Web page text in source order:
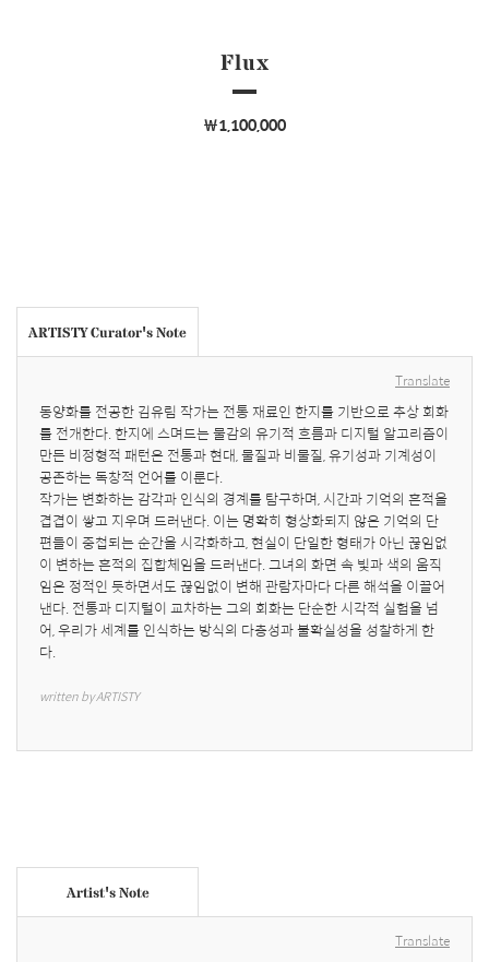
Flux
￦1,100,000
ARTISTY Curator's Note
Translate
동양화를 전공한 김유림 작가는 전통 재료인 한지를 기반으로 추상 회화
를 전개한다. 한지에 스며드는 물감의 유기적 흐름과 디지털 알고리즘이
만든 비정형적 패턴은 전통과 현대, 물질과 비물질, 유기성과 기계성이
공존하는 독창적 언어를 이룬다.
작가는 변화하는 감각과 인식의 경계를 탐구하며, 시간과 기억의 흔적을
겹겹이 쌓고 지우며 드러낸다. 이는 명확히 형상화되지 않은 기억의 단
편들이 중첩되는 순간을 시각화하고, 현실이 단일한 형태가 아닌 끊임없
이 변하는 흔적의 집합체임을 드러낸다. 그녀의 화면 속 빛과 색의 움직
임은 정적인 듯하면서도 끊임없이 변해 관람자마다 다른 해석을 이끌어
낸다. 전통과 디지털이 교차하는 그의 회화는 단순한 시각적 실험을 넘
어, 우리가 세계를 인식하는 방식의 다층성과 불확실성을 성찰하게 한
다.
written by ARTISTY
Artist's Note
Translate